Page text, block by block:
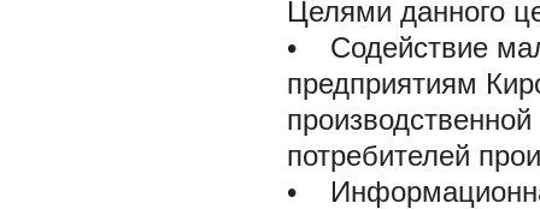
Целями данного
• Содействие
предприятиям
потребителей
•